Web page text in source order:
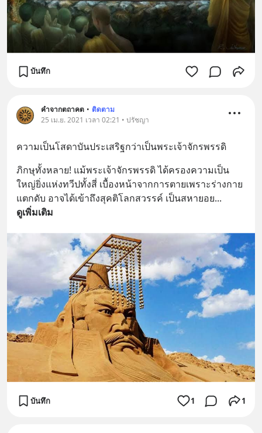
บันทึก
คำจากตถาคต • ติดตาม
25 เม.ย. 2021 เวลา 02:21 • ปรัชญา
ความเป็นโสดาบันประเสริฐกว่าเป็นพระเจ้าจักรพรรดิ
ภิกษุทั้งหลาย! แม้พระเจ้าจักรพรรดิ ได้ครองความเป็น
ใหญ่ยิ่งแห่งทวีปทั้งสี่ เบื้องหน้าจากการตายเพราะร่างกาย
แตกดับ อาจได้เข้าถึงสุคติโลกสวรรค์ เป็นสหายอย...
ดูเพิ่มเติม
บันทึก 1 1